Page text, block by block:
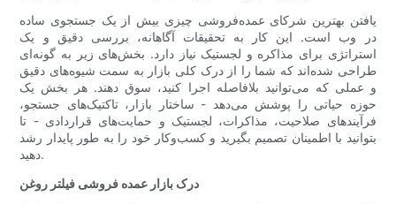
یافتن بهترین شرکای عمده‌فروشی چیزی بیش از یک جستجوی ساده
در وب است. این کار به تحقیقات آگاهانه، بررسی دقیق و یک
استراتژی برای مذاکره و لجستیک نیاز دارد. بخش‌های زیر به گونه‌ای
طراحی شده‌اند که شما را از درک کلی بازار به سمت شیوه‌های دقیق
و عملی که می‌توانید بلافاصله اجرا کنید، سوق دهند. هر بخش یک
حوزه حیاتی را پوشش می‌دهد - ساختار بازار، تاکتیک‌های جستجو،
فرآیندهای صلاحیت، مذاکرات، لجستیک و حمایت‌های قراردادی - تا
بتوانید با اطمینان تصمیم بگیرید و کسب‌وکار خود را به طور پایدار رشد
دهید.
درک بازار عمده فروشی فیلتر روغن